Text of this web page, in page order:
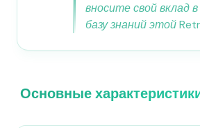
вносите свой вклад
базу знаний этой
Основные